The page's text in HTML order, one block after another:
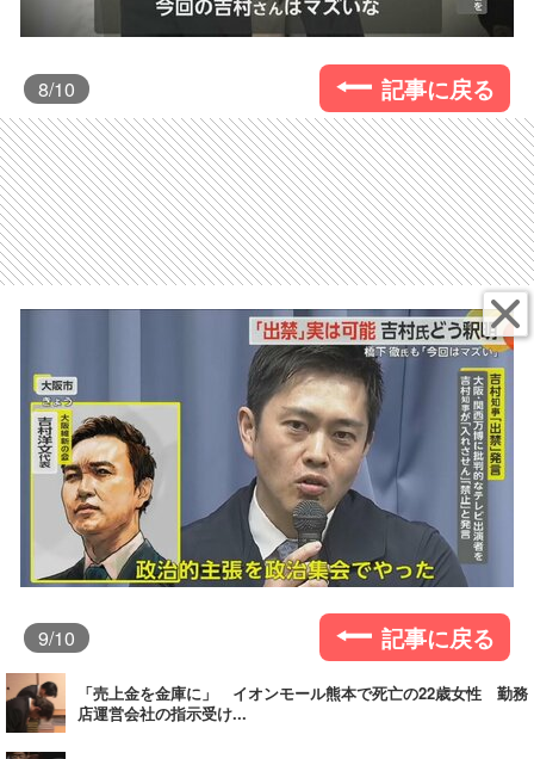
8/10 記事に戻る
9/10 記事に戻る
「売上金を金庫に」 イオンモール熊本で死亡の22歳女性 勤務
店運営会社の指示受け...